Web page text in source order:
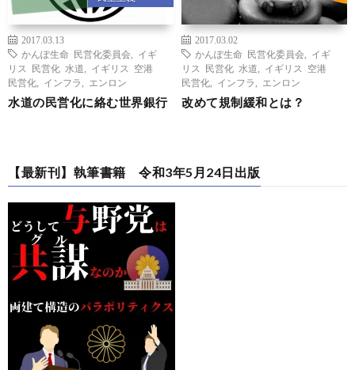
2017.03.13
かんぽ生命 民営化委員会
イギ
リス 民営化 水道
イギリス 空港
民営化
インフラ エンロン
水道の民営化に絡む世界銀行
2017.03.02
かんぽ生命 民営化委員会
イギ
リス 民営化 水道
イギリス 空港
民営化
インフラ エンロン
改めて規制緩和とは？
【最新刊】執筆書籍 令和3年5月24日出版